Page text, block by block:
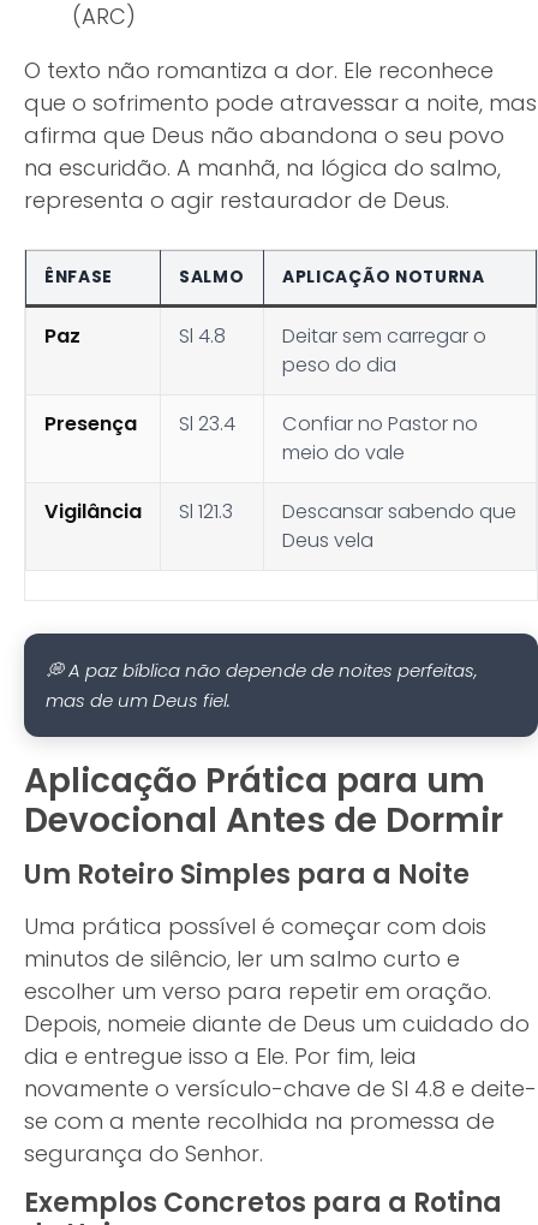
(ARC)
O texto não romantiza a dor. Ele reconhece
que o sofrimento pode atravessar a noite, mas
afirma que Deus não abandona o seu povo
na escuridão. A manhã, na lógica do salmo,
representa o agir restaurador de Deus.
ÊNFASE SALMO APLICAÇÃO NOTURNA
Paz Sl 4.8
Deitar sem carregar o
peso do dia
Presença Sl 23.4
Confiar no Pastor no
meio do vale
Vigilância Sl 121.3
Descansar sabendo que
Deus vela
💭 A paz bíblica não depende de noites perfeitas,
mas de um Deus fiel.
Aplicação Prática para um
Devocional Antes de Dormir
Um Roteiro Simples para a Noite
Uma prática possível é começar com dois
minutos de silêncio, ler um salmo curto e
escolher um verso para repetir em oração.
Depois, nomeie diante de Deus um cuidado do
dia e entregue isso a Ele. Por fim, leia
novamente o versículo-chave de Sl 4.8 e deite-
se com a mente recolhida na promessa de
segurança do Senhor.
Exemplos Concretos para a Rotina